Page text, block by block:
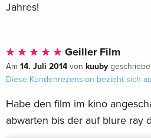
Jahres!
Geiller Film
Am 14. Juli 2014 von kuuby
Diese Kundenrezension bezieht sich
Habe den film im kino
abwarten bis der auf blure ray